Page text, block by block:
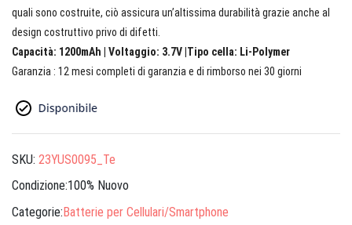
quali sono costruite, ciò assicura un’altissima durabilità grazie anche al
design costruttivo privo di difetti.
Capacità: 1200mAh | Voltaggio: 3.7V |Tipo cella: Li-Polymer
Garanzia : 12 mesi completi di garanzia e di rimborso nei 30 giorni
SKU: 23YUS0095_Te
Condizione:100% Nuovo
Categorie:Batterie per Cellulari/Smartphone